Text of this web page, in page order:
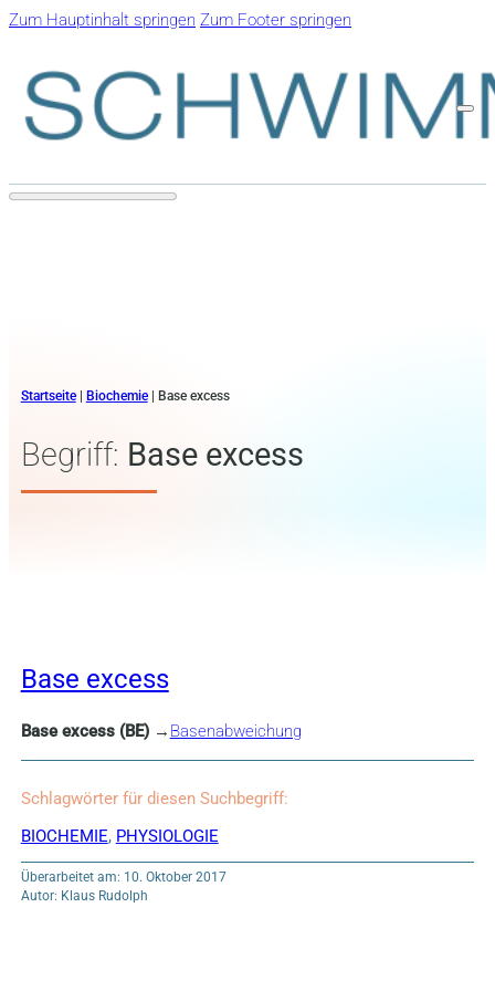
Zum Hauptinhalt springen Zum Footer springen
Startseite| Biochemie| Base excess
Begriff: Base excess
Base excess
Base excess (BE)→ Basenabweichung
Schlagwörter für diesen Suchbegriff:
BIOCHEMIE, PHYSIOLOGIE
Überarbeitet am: 10. Oktober 2017
Autor: Klaus Rudolph